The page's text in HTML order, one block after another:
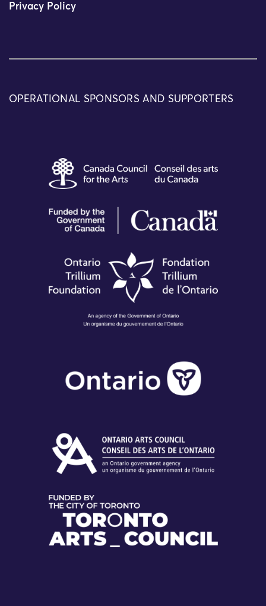
Privacy Policy
OPERATIONAL SPONSORS AND SUPPORTERS